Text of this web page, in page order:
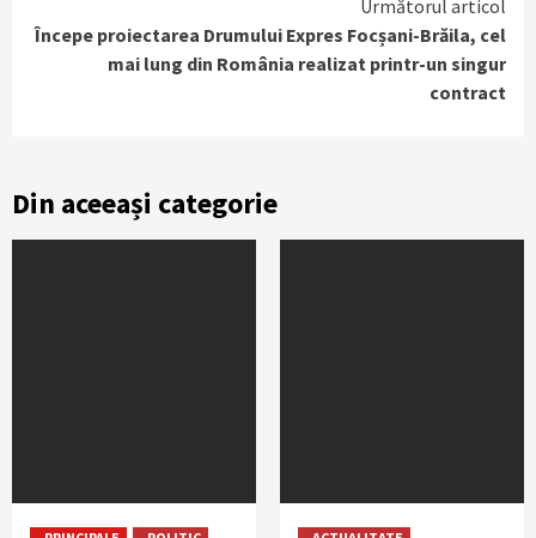
Următorul articol
Începe proiectarea Drumului Expres Focșani-Brăila, cel
mai lung din România realizat printr-un singur
contract
Din aceeași categorie